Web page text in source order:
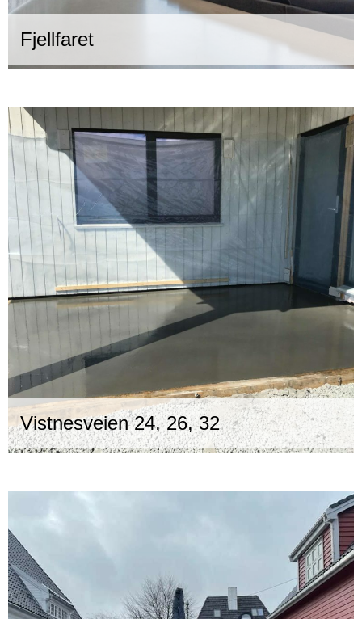
Fjellfaret
Vistnesveien 24, 26, 32